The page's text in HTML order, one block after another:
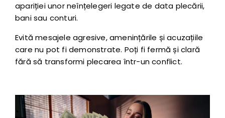
apariției unor neînțelegeri legate de data plecării,
bani sau conturi.
Evită mesajele agresive, amenințările și acuzațiile
care nu pot fi demonstrate. Poți fi fermă și clară
fără să transformi plecarea într-un conflict.